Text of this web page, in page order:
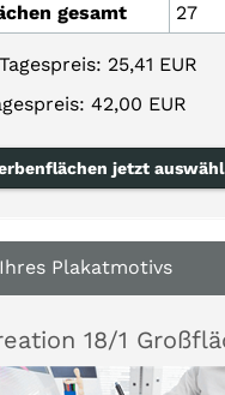
gesamt
27
25,41 EUR
42,00 EUR
jetzt
Plakatmotivs
18/1